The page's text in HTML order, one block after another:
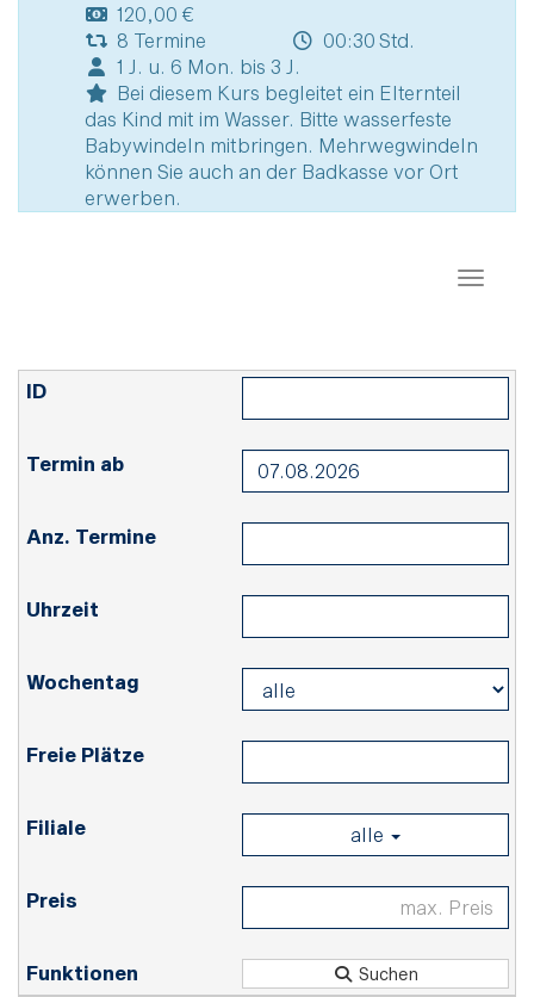
120,00 €
8 Termine
00:30 Std.
1 J. u. 6 Mon. bis 3 J.
Bei diesem Kurs begleitet ein Elternteil
das Kind mit im Wasser. Bitte wasserfeste
Babywindeln mitbringen. Mehrwegwindeln
können Sie auch an der Badkasse vor Ort
erwerben.
alle
Suchen